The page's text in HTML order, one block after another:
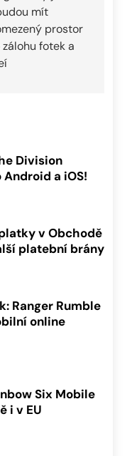
mít
prostor
fotek a
Division
Android a iOS!
v Obchodě
platební brány
Ranger Rumble
online
Six Mobile
i v EU